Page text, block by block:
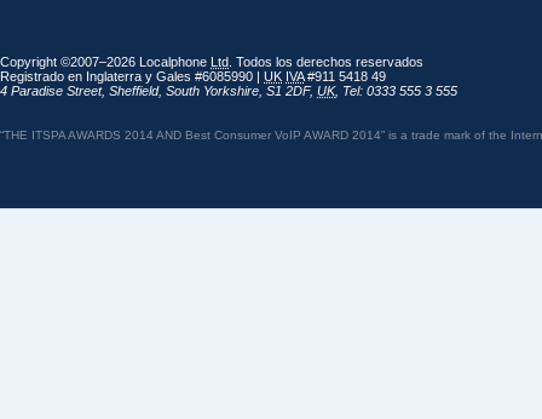
Copyright ©2007–2026 Localphone Ltd . Todos los derechos reservados
Registrado en Inglaterra y Gales #6085990 | UK IVA#911 5418 49
4 Paradise Street, Sheffield, South Yorkshire S1 2DF, UK, Tel: 0333 555 3 555
“THE ITSPA AWARDS 2014 AND Best Consumer VoIP AWARD 2014” is a trade mark of the